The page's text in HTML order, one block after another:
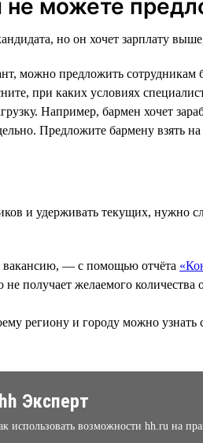
не можете
но он хочет зарплату
можно предложить
при каких условиях
Например, бармен хочет
Предложите бармену взять
и удерживать текущих, нужно
вакансию, — с помощью отчёта
не получает желаемого
региону и городу можно узнать
Эксперт
использовать возможности hh.ru на